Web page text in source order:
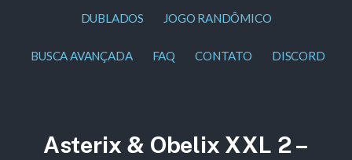
DUBLADOS JOGO RANDÔMICO
BUSCA AVANÇADA FAQ CONTATO DISCORD
Asterix & Obelix XXL 2 –